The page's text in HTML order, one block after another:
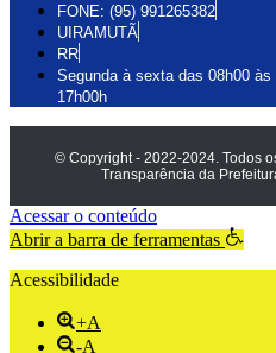
FONE: (95) 991265382
UIRAMUTÃ
RR
Segunda à sexta das 08h00
17h00h
© Copyright - 2022-2024. Todos
Transparência da
Acessar o conteúdo
Abrir a barra de ferramentas
Acessibilidade
+A
-A